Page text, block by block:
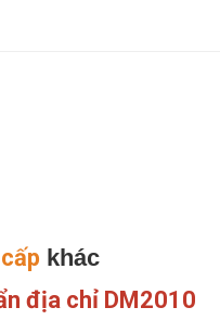
khác
địa chỉ DM2010